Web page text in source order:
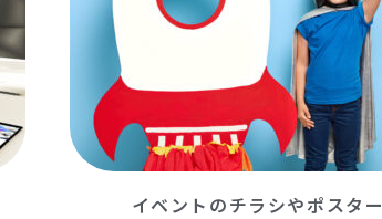
イベントのチラシやポスター